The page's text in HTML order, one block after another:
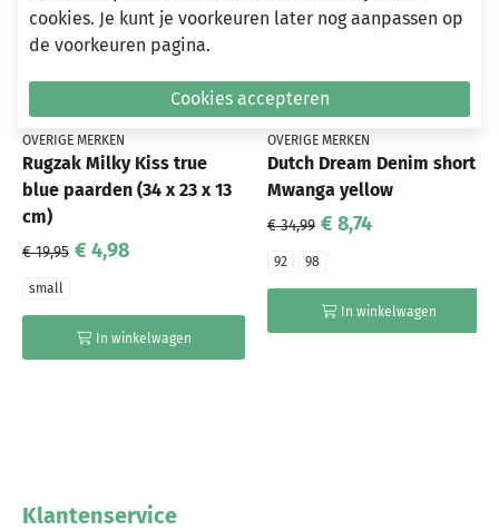
OVERIGE MERKEN
Rugzak Milky Kiss true
blue paarden (34 x 23 x 13
cm)
€ 19,95 € 4,98
small
In winkelwagen
OVERIGE MERKEN
Dutch Dream Denim short
Mwanga yellow
€ 34,99 € 8,74
92 98
In winkelwagen
Klantenservice
cookies. Je kunt je voorkeuren later nog aanpassen op
de voorkeuren pagina.
Cookies accepteren